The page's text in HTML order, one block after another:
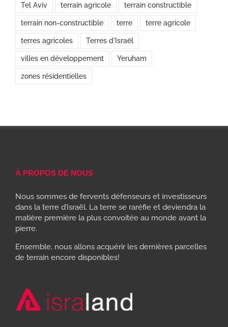
Tel Aviv terrain agricole terrain constructible
terrain non-constructible terre terre agricole
terres agricoles Terres d'Israël
villes en développement Yeruham
zones résidentielles
À PROPOS DE NOUS
Nous sommes de fervents défenseurs et investisseurs
dans la terre d’Israël. La terre se raréfie et deviendra la
matière première la plus convoitée au monde avant la
pierre.
Ensemble, nous allons acquérir les dernières parcelles
de terrain encore disponibles!